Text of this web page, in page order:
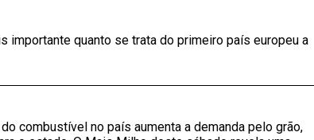
importante quanto se trata do primeiro país europeu a
combustível no país aumenta a demanda pelo grão,